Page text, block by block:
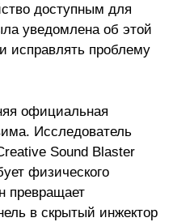
доступным для
уведомлена об этой
исправлять проблему
официальная
Исследователь
Sound Blaster
физического
превращает
в скрытый инжектор